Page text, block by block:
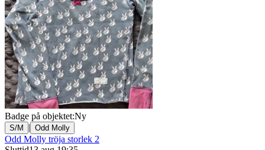
Badge på objektet:Ny
S/M | Odd Molly
Odd Molly tröja storlek 2